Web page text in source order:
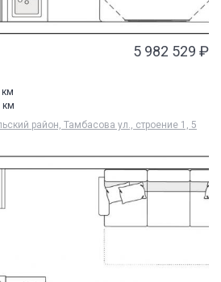
5 982 529 ₽
км
км
район, Тамбасова ул., строение 1, 5